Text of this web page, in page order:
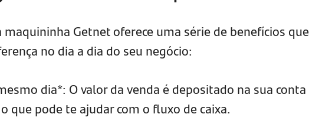
maquininha Getnet oferece uma série de benefícios que
no dia a dia do seu negócio:
dia*: O valor da venda é depositado na sua
que pode te ajudar com o fluxo de caixa.